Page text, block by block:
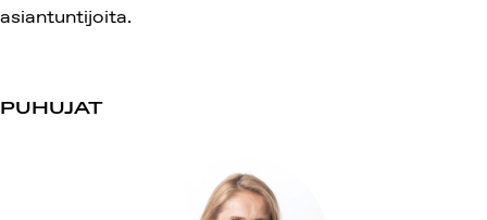
asiantuntijoita.
PUHUJAT